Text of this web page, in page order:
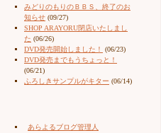
みどりのもりのＢＢＳ、終了のお
知らせ (09/27)
SHOP ARAYORU閉店いたしまし
た (06/26)
DVD発売開始しました！
(06/23)
DVD発売までもうちょっと！
(06/21)
ふろしきサンプルがキター (06/14)
あらよるブログ管理人